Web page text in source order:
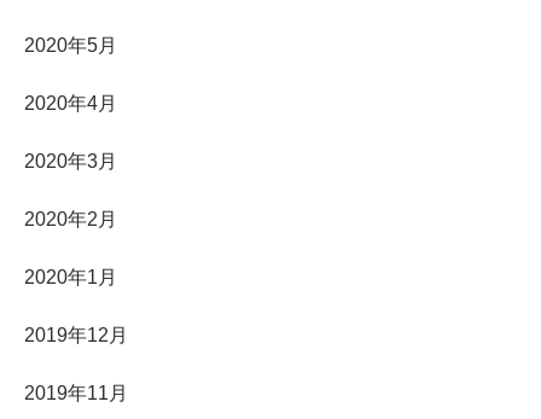
2020年5月
2020年4月
2020年3月
2020年2月
2020年1月
2019年12月
2019年11月